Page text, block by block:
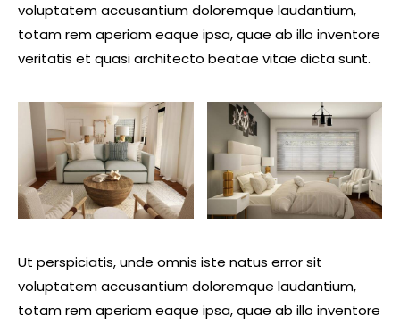
voluptatem accusantium doloremque laudantium,
totam rem aperiam eaque ipsa, quae ab illo inventore
veritatis et quasi architecto beatae vitae dicta sunt.
Ut perspiciatis, unde omnis iste natus error sit
voluptatem accusantium doloremque laudantium,
totam rem aperiam eaque ipsa, quae ab illo inventore